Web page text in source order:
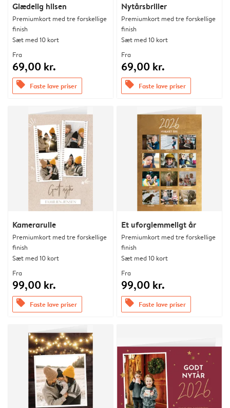
Glædelig hilsen
Premiumkort med tre forskellige
finish
Sæt med 10 kort
Fra
69,00 kr.
offers Faste lave priser
Nytårsbriller
Premiumkort med tre forskellige
finish
Sæt med 10 kort
Fra
69,00 kr.
offers Faste lave priser
Kamerarulle
Premiumkort med tre forskellige
finish
Sæt med 10 kort
Fra
99,00 kr.
offers Faste lave priser
Et uforglemmeligt år
Premiumkort med tre forskellige
finish
Sæt med 10 kort
Fra
99,00 kr.
offers Faste lave priser